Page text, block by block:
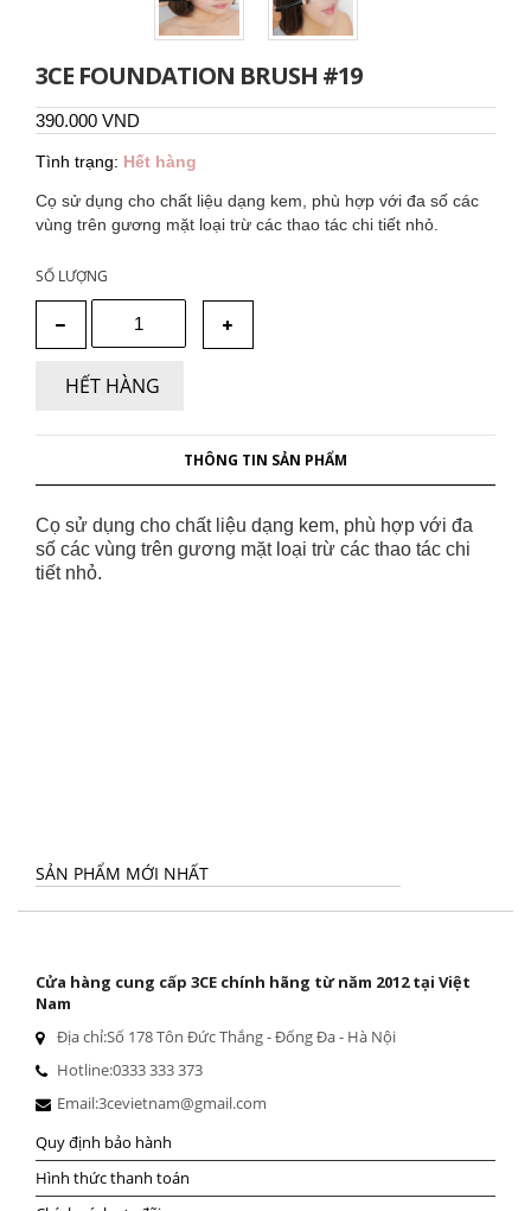
3CE FOUNDATION BRUSH #19
390.000 VND
Tình trạng: Hết hàng
Cọ sử dụng cho chất liệu dạng kem, phù hợp với đa số các
vùng trên gương mặt loại trừ các thao tác chi tiết nhỏ.
SỐ LƯỢNG
HẾT HÀNG
THÔNG TIN SẢN PHẨM
Cọ sử dụng cho chất liệu dạng kem, phù hợp với đa
số các vùng trên gương mặt loại trừ các thao tác chi
tiết nhỏ.
SẢN PHẨM MỚI NHẤT
Cửa hàng cung cấp 3CE chính hãng từ năm 2012 tại Việt
Nam
Địa chỉ:Số 178 Tôn Đức Thắng - Đống Đa - Hà Nội
Hotline:0333 333 373
Email:3cevietnam@gmail.com
Quy định bảo hành
Hình thức thanh toán